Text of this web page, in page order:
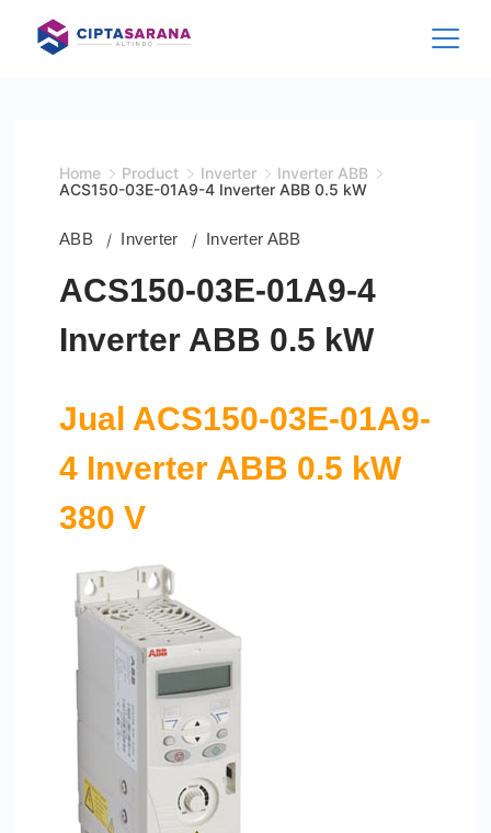
content
Home Product Inverter
Inverter ABB
ACS150-03E-01A9-4 Inverter ABB 0.5 kW
ABB Inverter Inverter ABB
ACS150-03E-01A9-4
Inverter ABB 0.5 kW
Jual ACS150-03E-01A9-
4 Inverter ABB 0.5 kW
380 V